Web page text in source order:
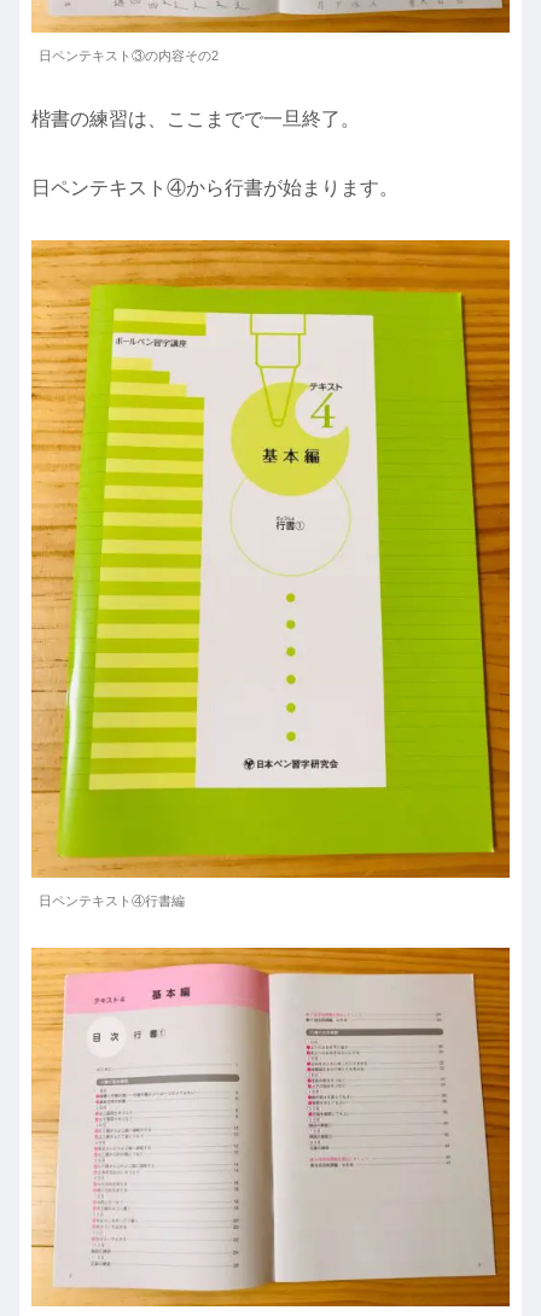
日ペンテキスト③の内容その2
楷書の練習は、ここまでで一旦終了。
日ペンテキスト④から行書が始まります。
日ペンテキスト④行書編